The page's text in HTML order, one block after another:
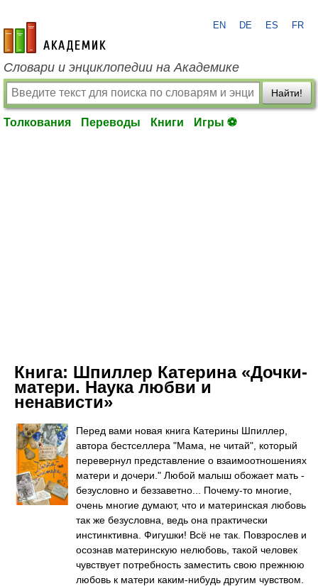
academic.ru
EN DE ES FR
Словари и энциклопедии на Академике
Найти!
Толкования Переводы Книги Игры ⚽
Книга: Шпиллер Катерина «Дочки-
матери. Наука любви и
ненависти»
Перед вами новая книга Катерины Шпиллер,
автора бестселлера "Мама, не читай", который
перевернул представление о взаимоотношениях
матери и дочери." Любой малыш обожает мать -
безусловно и беззаветно... Почему-то многие,
очень многие думают, что и материнская любовь
так же безусловна, ведь она практически
инстинктивна. Фигушки! Всё не так. Повзрослев и
осознав материнскую нелюбовь, такой человек
чувствует потребность заместить свою прежнюю
любовь к матери каким-нибудь другим чувством.